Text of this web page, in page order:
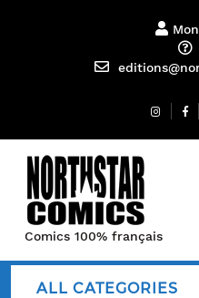
Comics 100% français
ALL CATEGORIES